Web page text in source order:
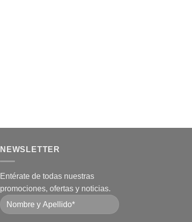
NEWSLETTER
Entérate de todas nuestras
promociones, ofertas y noticias.